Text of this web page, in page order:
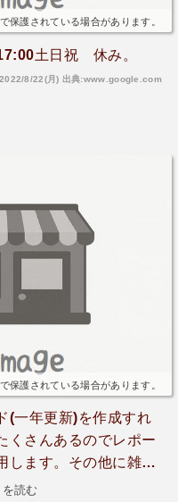
保護されている場合があります。
土日祝 休み。
2022/8/22(月) 出典:www.google.com
保護されている場合があります。
(一年更新)を作成すれ
くさんあるのでレポー
します。その他に雑誌
るのでよいと思いま
読む